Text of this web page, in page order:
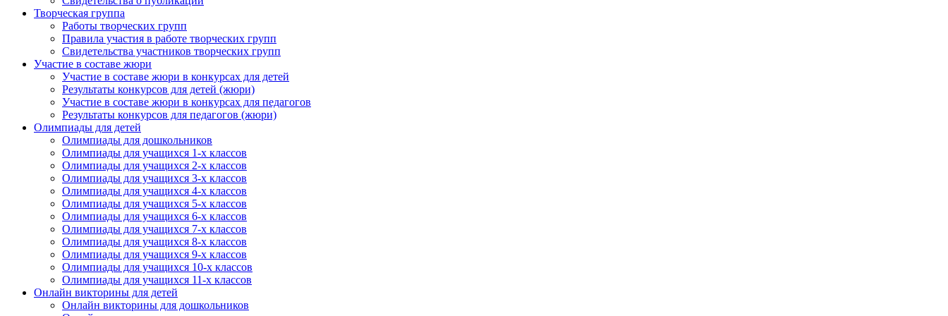
Творческая группа
Работы творческих групп
Правила участия в работе творческих групп
Свидетельства участников творческих групп
Участие в составе жюри
Участие в составе жюри в конкурсах для детей
Результаты конкурсов для детей (жюри)
Участие в составе жюри в конкурсах для педагогов
Результаты конкурсов для педагогов (жюри)
Олимпиады для детей
Олимпиады для дошкольников
Олимпиады для учащихся 1-х классов
Олимпиады для учащихся 2-х классов
Олимпиады для учащихся 3-х классов
Олимпиады для учащихся 4-х классов
Олимпиады для учащихся 5-х классов
Олимпиады для учащихся 6-х классов
Олимпиады для учащихся 7-х классов
Олимпиады для учащихся 8-х классов
Олимпиады для учащихся 9-х классов
Олимпиады для учащихся 10-х классов
Олимпиады для учащихся 11-х классов
Онлайн викторины для детей
Онлайн викторины для дошкольников